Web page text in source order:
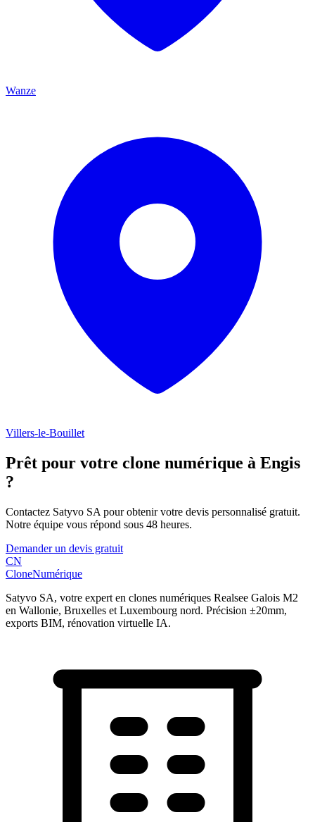
Wanze
Villers-le-Bouillet
Prêt pour votre clone numérique à Engis
?
Contactez Satyvo SA pour obtenir votre devis personnalisé gratuit.
Notre équipe vous répond sous 48 heures.
Demander un devis gratuit
CN
CloneNumérique
Satyvo SA, votre expert en clones numériques Realsee Galois M2
en Wallonie, Bruxelles et Luxembourg nord. Précision ±20mm,
exports BIM, rénovation virtuelle IA.